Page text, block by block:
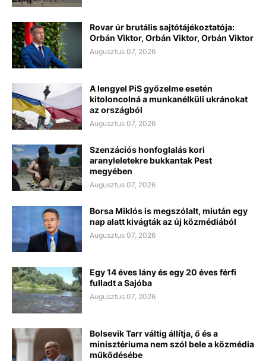
Rovar úr brutális sajtótájékoztatója:
Orbán Viktor, Orbán Viktor, Orbán Viktor
Augusztus 07, 2026
A lengyel PiS győzelme esetén
kitoloncolná a munkanélküli ukránokat
az országból
Augusztus 07, 2026
Szenzációs honfoglalás kori
aranyleletekre bukkantak Pest
megyében
Augusztus 07, 2026
Borsa Miklós is megszólalt, miután egy
nap alatt kivágták az új közmédiából
Augusztus 07, 2026
Egy 14 éves lány és egy 20 éves férfi
fulladt a Sajóba
Augusztus 07, 2026
Bolsevik Tarr váltig állítja, ő és a
minisztériuma nem szól bele a közmédia
működésébe